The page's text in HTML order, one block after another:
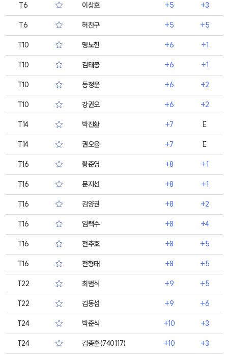
T6 이상호 +5 +3
T6 허찬구 +5 +5
T10 명노헌 +6 +1
T10 김태봉 +6 +1
T10 동정운 +6 +2
T10 강권오 +6 +2
T14 박진환 +7 E
T14 권오율 +7 E
T16 황준영 +8 +1
T16 문지선 +8 +1
T16 김양권 +8 +2
T16 임택수 +8 +4
T16 전추호 +8 +5
T16 전형태 +8 +5
T22 최범식 +9 +5
T22 김동섭 +9 +6
T24 박준식 +10 +3
T24 김종훈(740117) +10 +3